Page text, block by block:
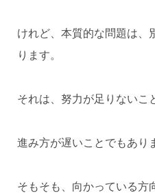
けれど、本質的な問題は、
ります。
それは、努力が足りないこ
進み方が遅いことでもあり
そもそも、向かっている方